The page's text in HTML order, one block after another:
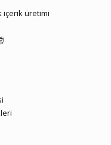
içerik üretimi